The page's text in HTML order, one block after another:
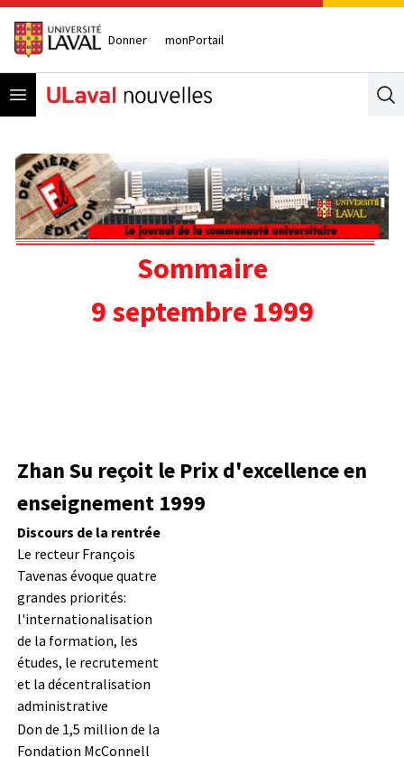
Donner monPortail
Open menu
Sommaire
9 septembre 1999
Zhan Su reçoit le Prix d'excellence en
enseignement 1999
Discours de la rentrée
Le recteur François
Tavenas évoque quatre
grandes priorités:
l'internationalisation
de la formation, les
études, le recrutement
et la décentralisation
administrative
Don de 1,5 million de la
Fondation McConnell